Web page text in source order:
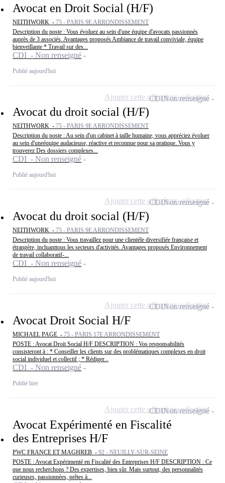
Avocat en Droit Social (H/F)
NEITHWORK - 75 - PARIS 9E ARRONDISSEMENT
Description du poste : Vous évoluez au sein d'une équipe d'avocats passionnés
auprès de 3 associés. Avantages proposés Ambiance de travail conviviale, équipe
bienveillante * Travail sur des...
CDI - Non renseigné
Publié aujourd'hui
Avocat du droit social (H/F)
NEITHWORK - 75 - PARIS 9E ARRONDISSEMENT
Description du poste : Au sein d'un cabinet à taille humaine, vous appréciez évoluer
au sein d'uneéquipe audacieuse, réactive et reconnue pour sa pratique. Vous y
trouverez Des dossiers complexes...
CDI - Non renseigné
Publié aujourd'hui
CDINon renseigné
Ajouter cette offre à ma sélection
Avocat du droit social (H/F)
NEITHWORK - 75 - PARIS 9E ARRONDISSEMENT
Description du poste : Vous travaillez pour une clientèle diversifiée française et
étrangère, incluanttous les secteurs d'activités. Avantages proposés Environnement
de travail collaboratif-...
CDI - Non renseigné
Publié aujourd'hui
CDINon renseigné
Ajouter cette offre à ma sélection
Avocat Droit Social H/F
MICHAEL PAGE - 75 - PARIS 17E ARRONDISSEMENT
POSTE : Avocat Droit Social H/F DESCRIPTION : Vos responsabilités
consisteront à : * Conseiller les clients sur des problématiques complexes en droit
social individuel et collectif ; * Rédiger...
CDI - Non renseigné
Publié hier
CDINon renseigné
Ajouter cette offre à ma sélection
Avocat Expérimenté en Fiscalité
des Entreprises H/F
PWC FRANCE ET MAGHREB - 92 - NEUILLY-SUR-SEINE
POSTE : Avocat Expérimenté en Fiscalité des Entreprises H/F DESCRIPTION : Ce
que nous recherchons ? Des expertises, bien sûr. Mais surtout, des personnalités
curieuses, passionnées, prêtes à...
CDINon renseigné
Ajouter cette offre à ma sélection